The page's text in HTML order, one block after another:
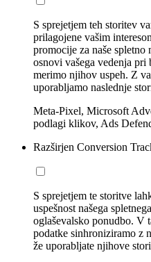
S sprejetjem teh storitev
prilagojene vašim
promocije za naše
osnovi vašega vedenja
merimo njihov uspeh. Z
uporabljamo naslednje
Meta-Pixel, Microsoft
podlagi klikov, Ads
Razširjen Conversion
S sprejetjem te storitve
uspešnost našega
oglaševalsko ponudbo. V
podatke sinhroniziramo z
že uporabljate njihove